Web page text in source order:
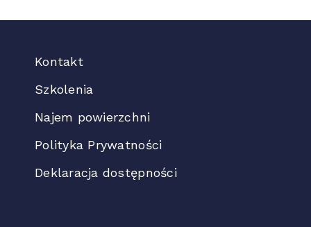
Kontakt
Szkolenia
Najem powierzchni
Polityka Prywatności
Deklaracja dostępności